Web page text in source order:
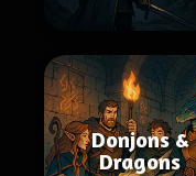
Donjons &
Dragons